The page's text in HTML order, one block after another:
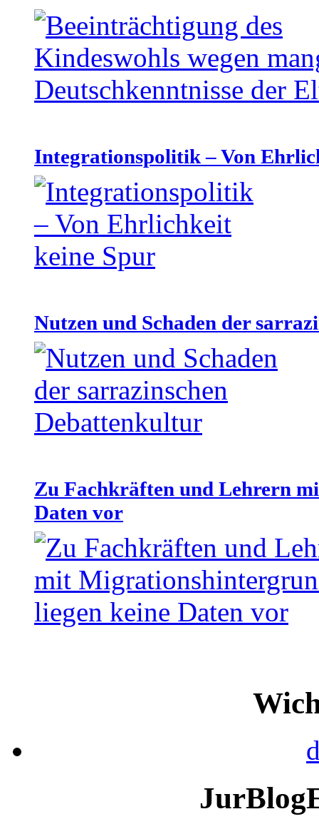
Integrationspolitik – Von
Nutzen und Schaden der
Zu Fachkräften und Lehrern
Daten vor
JurBlog